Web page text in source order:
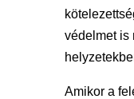
védelmet is
Amikor a